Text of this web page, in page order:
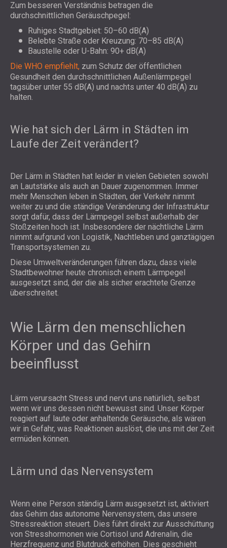
Zum besseren Verständnis betragen die
durchschnittlichen Geräuschpegel:
Ruhiges Stadtgebiet: 50–60 dB(A)
Belebte Straße oder Kreuzung: 70–85 dB(A)
Baustelle oder U-Bahn: 90+ dB(A)
Die WHO empfiehlt, zum Schutz der öffentlichen
Gesundheit den durchschnittlichen Außenlärmpegel
tagsüber unter 55 dB(A) und nachts unter 40 dB(A) zu
halten.
Wie hat sich der Lärm in Städten im
Laufe der Zeit verändert?
Der Lärm in Städten hat leider in vielen Gebieten sowohl
an Lautstärke als auch an Dauer zugenommen. Immer
mehr Menschen leben in Städten, der Verkehr nimmt
weiter zu und die ständige Veränderung der Infrastruktur
sorgt dafür, dass der Lärmpegel selbst außerhalb der
Stoßzeiten hoch ist. Insbesondere der nächtliche Lärm
nimmt aufgrund von Logistik, Nachtleben und ganztägigen
Transportsystemen zu.
Diese Umweltveränderungen führen dazu, dass viele
Stadtbewohner heute chronisch einem Lärmpegel
ausgesetzt sind, der die als sicher erachtete Grenze
überschreitet.
Wie Lärm den menschlichen
Körper und das Gehirn
beeinflusst
Lärm verursacht Stress und nervt uns natürlich, selbst
wenn wir uns dessen nicht bewusst sind. Unser Körper
reagiert auf laute oder anhaltende Geräusche, als wären
wir in Gefahr, was Reaktionen auslöst, die uns mit der Zeit
ermüden können.
Lärm und das Nervensystem
Wenn eine Person ständig Lärm ausgesetzt ist, aktiviert
das Gehirn das autonome Nervensystem, das unsere
Stressreaktion steuert. Dies führt direkt zur Ausschüttung
von Stresshormonen wie Cortisol und Adrenalin, die
Herzfrequenz und Blutdruck erhöhen. Dies geschieht